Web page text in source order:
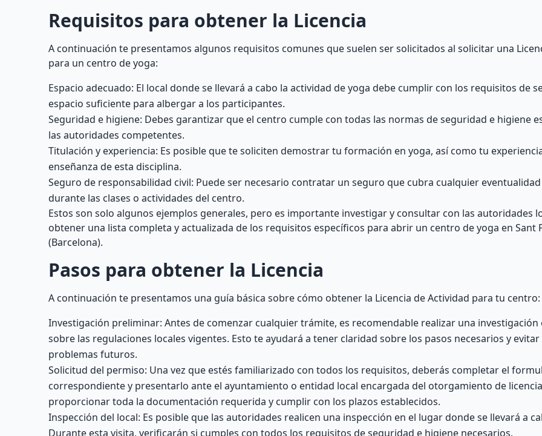
Requisitos para obtener la Licencia
A continuación te presentamos algunos requisitos comunes que suelen ser solicitados al solicitar una
para un centro de yoga:
Espacio adecuado: El local donde se llevará a cabo la actividad de yoga debe cumplir con los requisitos de
espacio suficiente para albergar a los participantes.
Seguridad e higiene: Debes garantizar que el centro cumple con todas las normas de seguridad e higiene
las autoridades competentes.
Titulación y experiencia: Es posible que te soliciten demostrar tu formación en yoga, así como tu
enseñanza de esta disciplina.
Seguro de responsabilidad civil: Puede ser necesario contratar un seguro que cubra cualquier
durante las clases o actividades del centro.
Estos son solo algunos ejemplos generales, pero es importante investigar y consultar con las autoridades
obtener una lista completa y actualizada de los requisitos específicos para abrir un centro de yoga en Sant
(Barcelona).
Pasos para obtener la Licencia
A continuación te presentamos una guía básica sobre cómo obtener la Licencia de Actividad para tu centro:
Investigación preliminar: Antes de comenzar cualquier trámite, es recomendable realizar una investigación
sobre las regulaciones locales vigentes. Esto te ayudará a tener claridad sobre los pasos necesarios y
problemas futuros.
Solicitud del permiso: Una vez que estés familiarizado con todos los requisitos, deberás completar el
correspondiente y presentarlo ante el ayuntamiento o entidad local encargada del otorgamiento de
proporcionar toda la documentación requerida y cumplir con los plazos establecidos.
Inspección del local: Es posible que las autoridades realicen una inspección en el lugar donde se llevará a
Durante esta visita, verificarán si cumples con todos los requisitos de seguridad e higiene necesarios.